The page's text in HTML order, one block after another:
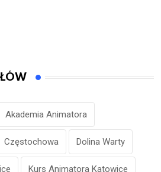
Akademia Animatora
Częstochowa Dolina Warty
Kurs Animatora Katowice